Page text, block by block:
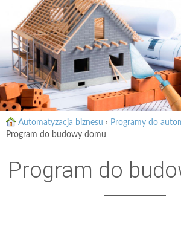
Automatyzacja biznesu › Programy do
Program do budowy domu
Program do